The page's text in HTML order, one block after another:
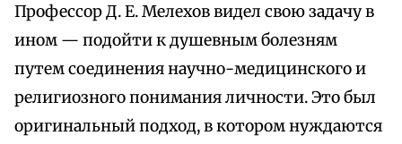
Профессор Д. Е. Мелехов видел свою задачу в
ином — подойти к душевным болезням
путем соединения научно-медицинского и
религиозного понимания личности. Это был
оригинальный подход, в котором нуждаются